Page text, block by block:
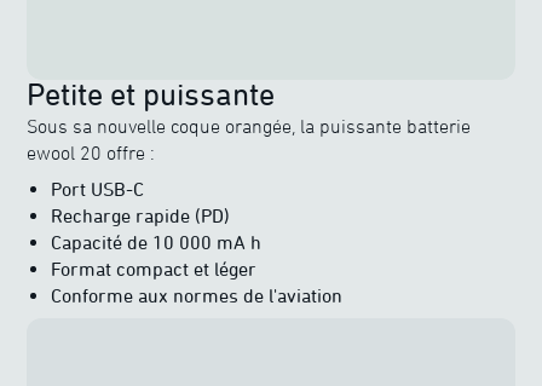
Petite et puissante
Sous sa nouvelle coque orangée, la puissante batterie
ewool 20 offre :
Port USB-C
Recharge rapide (PD)
Capacité de 10 000 mA h
Format compact et léger
Conforme aux normes de l'aviation